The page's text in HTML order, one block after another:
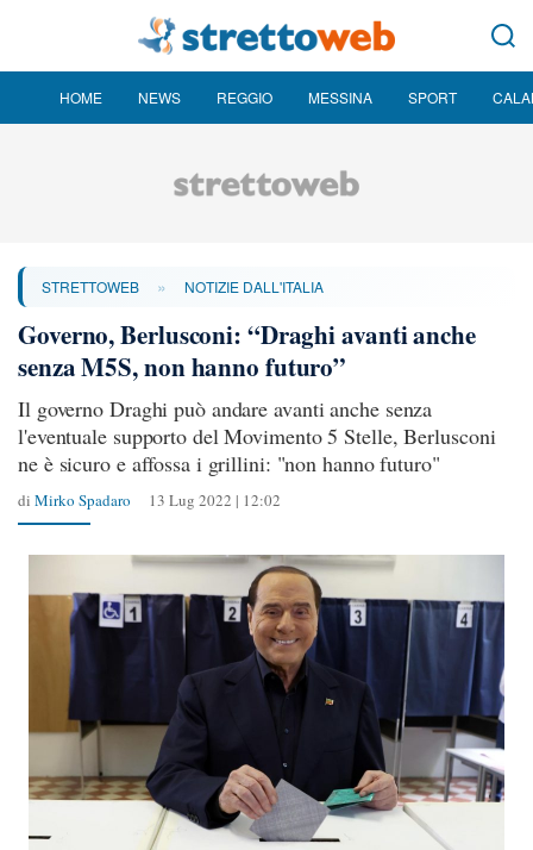
HOME NEWS REGGIO MESSINA SPORT
STRETTOWEB » NOTIZIE DALL'ITALIA
Governo, Berlusconi: “Draghi avanti anche
senza M5S, non hanno futuro”
Il governo Draghi può andare avanti anche senza
l'eventuale supporto del Movimento 5 Stelle, Berlusconi
ne è sicuro e affossa i grillini: "non hanno futuro"
di Mirko Spadaro 13 Lug 2022 | 12:02